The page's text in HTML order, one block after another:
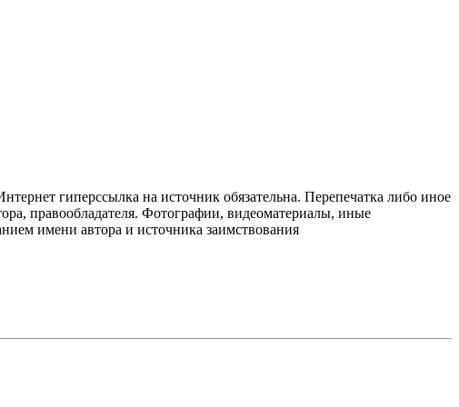
гиперссылка на источник обязательна. Перепечатка либо иное
правообладателя. Фотографии, видеоматериалы, иные
имени автора и источника заимствования